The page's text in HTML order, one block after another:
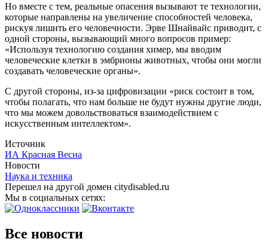
Но вместе с тем, реальные опасения вызывают те технологии,
которые направлены на увеличение способностей человека,
рискуя лишить его человечности. Эрве Шнайвайс приводит, с
одной стороны, вызывающий много вопросов пример:
«Используя технологию создания химер, мы вводим
человеческие клетки в эмбрионы животных, чтобы они могли
создавать человеческие органы».
С другой стороны, из-за цифровизации «риск состоит в том,
чтобы полагать, что нам больше не будут нужны другие люди,
что мы можем довольствоваться взаимодействием с
искусственным интеллектом».
Источник
ИА Красная Весна
Новости
Наука и техника
Перешел на другой домен citydisabled.ru
Мы в социальных сетях:
Все новости